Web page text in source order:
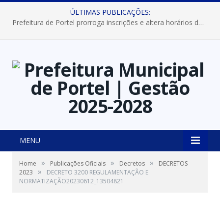
ÚLTIMAS PUBLICAÇÕES:
Prefeitura de Portel prorroga inscrições e altera horários dos concursos “Musa” e “Miss Mix Verão 2026”
MENU
Home » Publicações Oficiais » Decretos »
DECRETOS
2023
»
DECRETO 3200 REGULAMENTAÇÃO E
NORMATIZAÇÃO20230612_13504821